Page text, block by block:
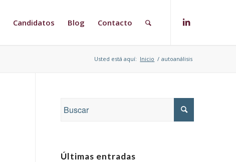
Candidatos Blog Contacto
Usted está aquí: Inicio / autoanálisis
Últimas entradas